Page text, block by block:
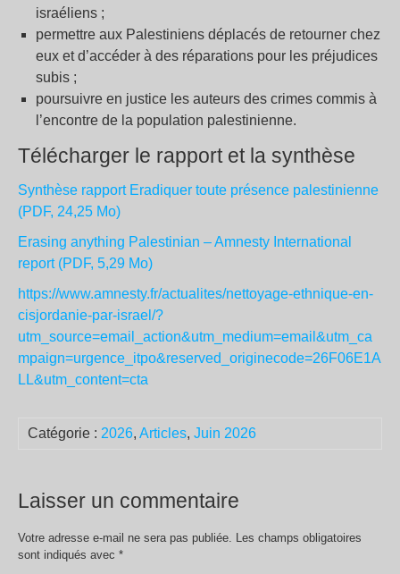
israéliens ;
permettre aux Palestiniens déplacés de retourner chez
eux et d’accéder à des réparations pour les préjudices
subis ;
poursuivre en justice les auteurs des crimes commis à
l’encontre de la population palestinienne.
Télécharger le rapport et la synthèse
Synthèse rapport Eradiquer toute présence palestinienne
(PDF, 24,25 Mo)
Erasing anything Palestinian – Amnesty International
report (PDF, 5,29 Mo)
https://www.amnesty.fr/actualites/nettoyage-ethnique-en-
cisjordanie-par-israel/?
utm_source=email_action&utm_medium=email&utm_ca
mpaign=urgence_itpo&reserved_originecode=26F06E1A
LL&utm_content=cta
Catégorie : 2026, Articles, Juin 2026
Laisser un commentaire
Votre adresse e-mail ne sera pas publiée. Les champs obligatoires
sont indiqués avec *